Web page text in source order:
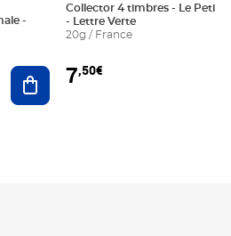
Ajouter au panier
Collector 4 timbres - Le Petit
- Lettre Verte
20g / France
7,50€